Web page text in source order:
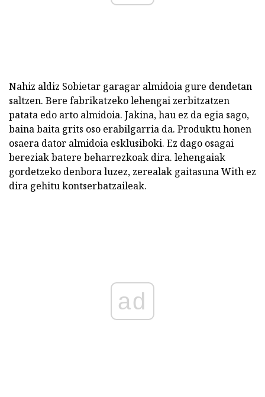
Nahiz aldiz Sobietar garagar almidoia gure dendetan
saltzen. Bere fabrikatzeko lehengai zerbitzatzen
patata edo arto almidoia. Jakina, hau ez da egia sago,
baina baita grits oso erabilgarria da. Produktu honen
osaera dator almidoia esklusiboki. Ez dago osagai
bereziak batere beharrezkoak dira. lehengaiak
gordetzeko denbora luzez, zerealak gaitasuna With ez
dira gehitu kontserbatzaileak.
ad